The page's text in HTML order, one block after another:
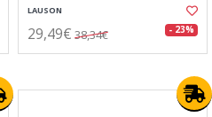
LAUSON
29,49€ 38,34€ - 23%